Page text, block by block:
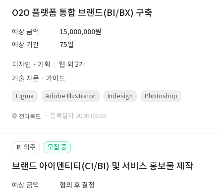
O2O 플랫폼 통합 브랜드(BI/BX) 구축
예상 금액
15,000,000원
예상 기간
75일
디자인 · 기획
웹 외 2개
기술 자문ㆍ가이드
Figma Adobe Illustrator Indesign Photoshop
전라북도 · 등록일자 2026.08.03.
📔 외주 모집 중
브랜드 아이덴티티(CI/BI) 및 서비스 홍보물 제작
예상 금액
협의 후 결정